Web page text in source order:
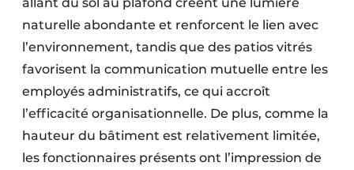
naturelle abondante et renforcent le lien avec
l’environnement, tandis que des patios vitrés
favorisent la communication mutuelle entre les
employés administratifs, ce qui accroît
l’efficacité organisationnelle. De plus, comme la
hauteur du bâtiment est relativement limitée,
les fonctionnaires présents ont l’impression de